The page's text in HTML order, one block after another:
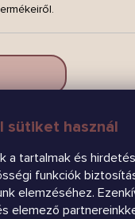
sütiket használ
a tartalmak és
funkciók
elemzéséhez.
elemező